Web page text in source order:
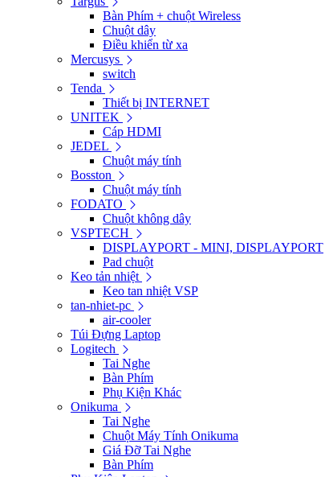
Bàn Phím + chuột Wireless
Chuột dây
Điều khiển từ xa
Mercusys
switch
Tenda
Thiết bị INTERNET
UNITEK
Cáp HDMI
JEDEL
Chuột máy tính
Bosston
Chuột máy tính
FODATO
Chuột không dây
VSPTECH
DISPLAYPORT - MINI, DISPLAYPORT
Pad chuột
Keo tản nhiệt
Keo tan nhiệt VSP
tan-nhiet-pc
air-cooler
Túi Đựng Laptop
Logitech
Tai Nghe
Bàn Phím
Phụ Kiện Khác
Onikuma
Tai Nghe
Chuột Máy Tính Onikuma
Giá Đỡ Tai Nghe
Bàn Phím